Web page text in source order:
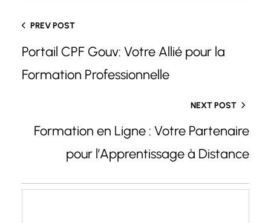
PREV POST
Portail CPF Gouv: Votre Allié pour la
Formation Professionnelle
NEXT POST
Formation en Ligne : Votre Partenaire
pour l’Apprentissage à Distance